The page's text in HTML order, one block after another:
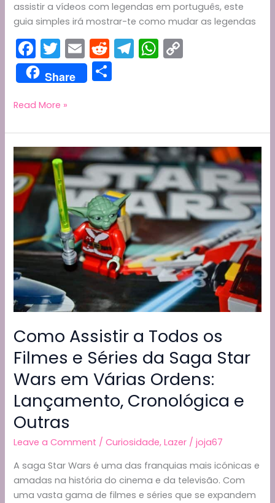
assistir a vídeos com legendas em português, este
guia simples irá mostrar-te como mudar as legendas
F
a
c
e
b
o
o
k
T
w
itt
er
E
m
ai
R
e
d
t
T
el
a
m
W
h
A
p
p
Li
n
k
Share
e
Como
as
Legendas
do
YouTube
para
Português
Read More »
Como Assistir a Todos os
Filmes e Séries da Saga Star
Wars em Várias Ordens:
Lançamento, Cronológica e
Outras
Leave a Comment /Curiosidade,Lazer /joja67
A saga Star Wars é uma das franquias mais icónicas e
amadas na história do cinema e da televisão. Com
uma vasta gama de filmes e séries que se expandem